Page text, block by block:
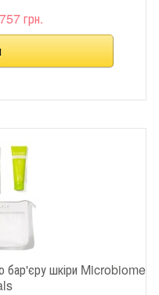
грн.
бар'єру шкіри Microbiome